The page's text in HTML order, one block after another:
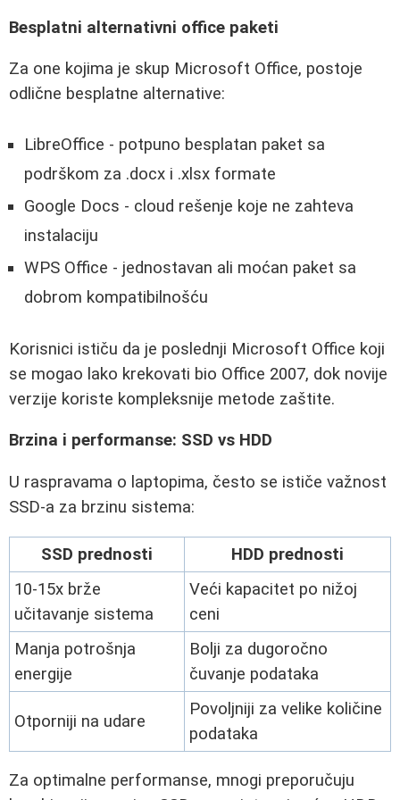
Besplatni alternativni office paketi
Za one kojima je skup Microsoft Office, postoje
odlične besplatne alternative:
LibreOffice - potpuno besplatan paket sa
podrškom za .docx i .xlsx formate
Google Docs - cloud rešenje koje ne zahteva
instalaciju
WPS Office - jednostavan ali moćan paket sa
dobrom kompatibilnošću
Korisnici ističu da je poslednji Microsoft Office koji
se mogao lako krekovati bio Office 2007, dok novije
verzije koriste kompleksnije metode zaštite.
Brzina i performanse: SSD vs HDD
U raspravama o laptopima, često se ističe važnost
SSD-a za brzinu sistema:
SSD prednosti
HDD prednosti
10-15x brže
učitavanje sistema
Veći kapacitet po nižoj
ceni
Manja potrošnja
energije
Bolji za dugoročno
čuvanje podataka
Otporniji na udare
Povoljniji za velike količine
podataka
Za optimalne performanse, mnogi preporučuju